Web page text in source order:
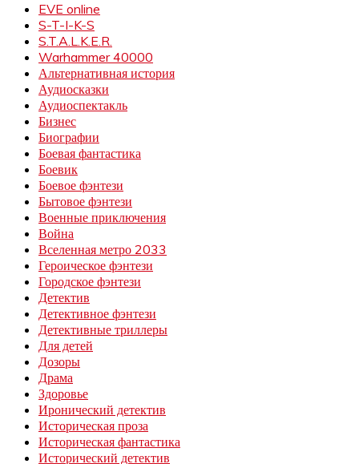
EVE online
S-T-I-K-S
S.T.A.L.K.E.R.
Warhammer 40000
Альтернативная история
Аудиосказки
Аудиоспектакль
Бизнес
Биографии
Боевая фантастика
Боевик
Боевое фэнтези
Бытовое фэнтези
Военные приключения
Война
Вселенная метро 2033
Героическое фэнтези
Городское фэнтези
Детектив
Детективное фэнтези
Детективные триллеры
Для детей
Дозоры
Драма
Здоровье
Иронический детектив
Историческая проза
Историческая фантастика
Исторический детектив